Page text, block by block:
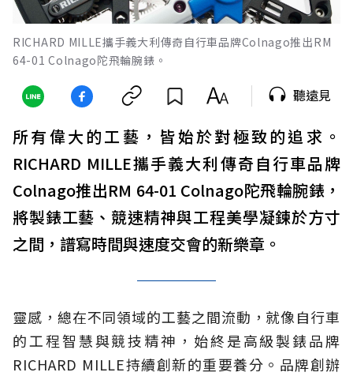
RICHARD MILLE攜手義大利傳奇自行車品牌Colnago推出RM
64-01 Colnago陀飛輪腕錶。
聽遠見
所有偉大的工藝，皆始於對極致的追求。
RICHARD MILLE攜手義大利傳奇自行車品牌
Colnago推出RM 64-01 Colnago陀飛輪腕錶，
將製錶工藝、競速精神與工程美學凝鍊於方寸
之間，譜寫時間與速度交會的新樂章。
靈感，總在不同領域的工藝之間流動，就像自行車
的工程智慧與競技精神，始終是高級製錶品牌
RICHARD MILLE持續創新的重要養分。品牌創辦